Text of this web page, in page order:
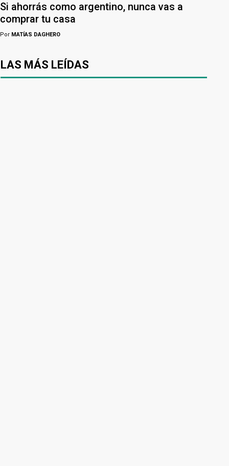
Si ahorrás como argentino, nunca vas a
comprar tu casa
Por MATÍAS DAGHERO
LAS MÁS LEÍDAS